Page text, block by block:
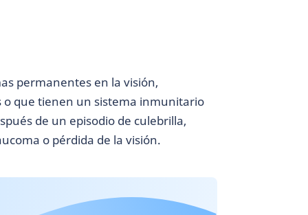
permanentes en la visión,
o que tienen un sistema inmunitario
de un episodio de culebrilla,
o pérdida de la visión.